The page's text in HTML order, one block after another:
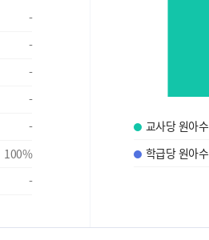
-
-
-
-
-
100%
-
교사당 원아수
학급당 원아수